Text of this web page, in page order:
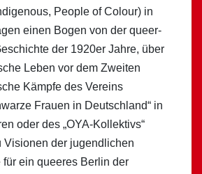
People of Colour) in
einen Bogen von der queer-
der 1920er Jahre, über
Leben vor dem Zweiten
Kämpfe des Vereins
Frauen in Deutschland“ in
oder des „OYA-Kollektivs“
Visionen der jugendlichen
für ein queeres Berlin der